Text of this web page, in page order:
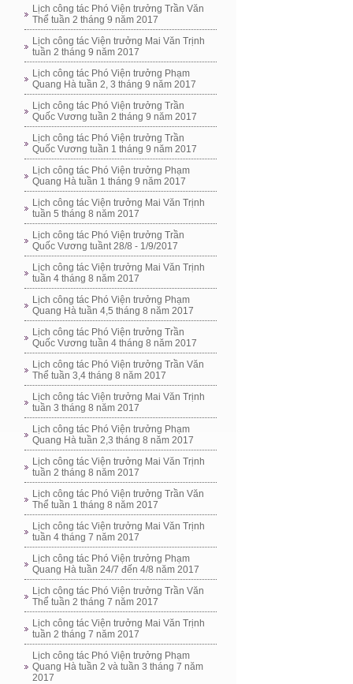
Lịch công tác Phó Viện trưởng Trần Văn
Thể tuần 2 tháng 9 năm 2017
Lịch công tác Viện trưởng Mai Văn Trịnh
tuần 2 tháng 9 năm 2017
Lịch công tác Phó Viện trưởng Phạm
Quang Hà tuần 2, 3 tháng 9 năm 2017
Lịch công tác Phó Viện trưởng Trần
Quốc Vương tuần 2 tháng 9 năm 2017
Lịch công tác Phó Viện trưởng Trần
Quốc Vương tuần 1 tháng 9 năm 2017
Lịch công tác Phó Viện trưởng Phạm
Quang Hà tuần 1 tháng 9 năm 2017
Lịch công tác Viện trưởng Mai Văn Trịnh
tuần 5 tháng 8 năm 2017
Lịch công tác Phó Viện trưởng Trần
Quốc Vương tuầnt 28/8 - 1/9/2017
Lịch công tác Viện trưởng Mai Văn Trịnh
tuần 4 tháng 8 năm 2017
Lịch công tác Phó Viện trưởng Phạm
Quang Hà tuần 4,5 tháng 8 năm 2017
Lịch công tác Phó Viện trưởng Trần
Quốc Vương tuần 4 tháng 8 năm 2017
Lịch công tác Phó Viện trưởng Trần Văn
Thể tuần 3,4 tháng 8 năm 2017
Lịch công tác Viện trưởng Mai Văn Trịnh
tuần 3 tháng 8 năm 2017
Lịch công tác Phó Viện trưởng Phạm
Quang Hà tuần 2,3 tháng 8 năm 2017
Lịch công tác Viện trưởng Mai Văn Trịnh
tuần 2 tháng 8 năm 2017
Lịch công tác Phó Viện trưởng Trần Văn
Thể tuần 1 tháng 8 năm 2017
Lịch công tác Viện trưởng Mai Văn Trịnh
tuần 4 tháng 7 năm 2017
Lịch công tác Phó Viện trưởng Phạm
Quang Hà tuần 24/7 đến 4/8 năm 2017
Lịch công tác Phó Viện trưởng Trần Văn
Thể tuần 2 tháng 7 năm 2017
Lịch công tác Viện trưởng Mai Văn Trịnh
tuần 2 tháng 7 năm 2017
Lịch công tác Phó Viện trưởng Phạm
Quang Hà tuần 2 và tuần 3 tháng 7 năm
2017